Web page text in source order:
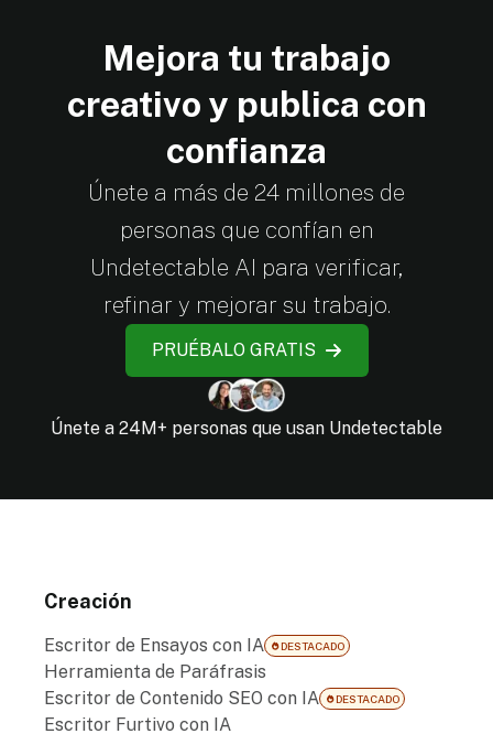
Mejora tu trabajo
creativo y publica con
confianza
Únete a más de 24 millones de
personas que confían en
Undetectable AI para verificar,
refinar y mejorar su trabajo.
PRUÉBALO GRATIS
Únete a 24M+ personas que usan Undetectable
Creación
Escritor de Ensayos con IA DESTACADO
Herramienta de Paráfrasis
Escritor de Contenido SEO con IA
DESTACADO
Escritor Furtivo con IA